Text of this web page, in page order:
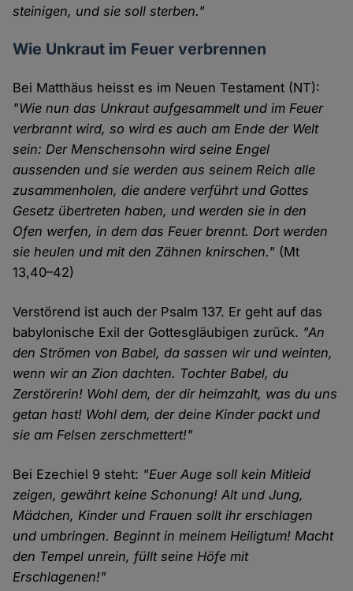
steinigen, und sie soll sterben."
Wie Unkraut im Feuer verbrennen
Bei Matthäus heisst es im Neuen Testament (NT):
"Wie nun das Unkraut aufgesammelt und im Feuer
verbrannt wird, so wird es auch am Ende der Welt
sein: Der Menschensohn wird seine Engel
aussenden und sie werden aus seinem Reich alle
zusammenholen, die andere verführt und Gottes
Gesetz übertreten haben, und werden sie in den
Ofen werfen, in dem das Feuer brennt. Dort werden
sie heulen und mit den Zähnen knirschen." (Mt
13,40–42)
Verstörend ist auch der Psalm 137. Er geht auf das
babylonische Exil der Gottesgläubigen zurück. "An
den Strömen von Babel, da sassen wir und weinten,
wenn wir an Zion dachten. Tochter Babel, du
Zerstörerin! Wohl dem, der dir heimzahlt, was du uns
getan hast! Wohl dem, der deine Kinder packt und
sie am Felsen zerschmettert!"
Bei Ezechiel 9 steht: "Euer Auge soll kein Mitleid
zeigen, gewährt keine Schonung! Alt und Jung,
Mädchen, Kinder und Frauen sollt ihr erschlagen
und umbringen. Beginnt in meinem Heiligtum! Macht
den Tempel unrein, füllt seine Höfe mit
Erschlagenen!"